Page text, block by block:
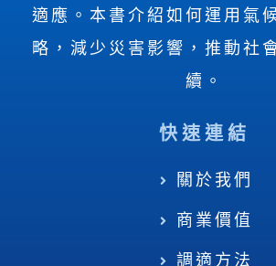
適應。本書介紹如何運用氣
略，減少災害影響，推動社
續。
快速連結
關於我們
商業價值
調適方法